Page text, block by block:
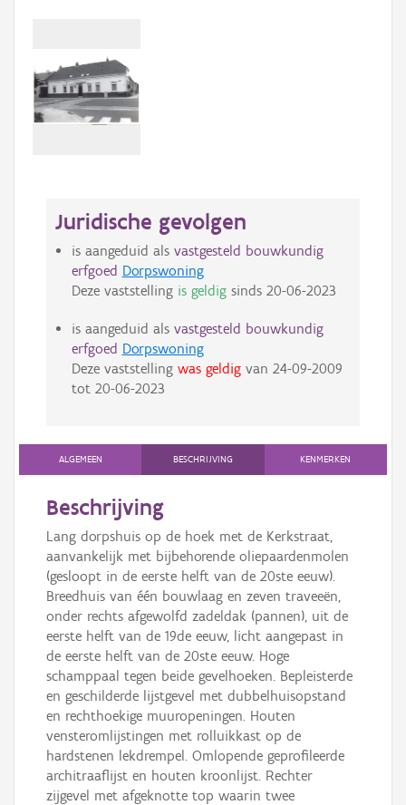
Juridische gevolgen
is aangeduid als vastgesteld bouwkundig
erfgoed Dorpswoning
Deze vaststelling is geldigsinds 20-06-2023
is aangeduid als vastgesteld bouwkundig
erfgoed Dorpswoning
Deze vaststelling was geldigvan 24-09-2009
tot 20-06-2023
ALGEMEEN BESCHRIJVING KENMERKEN
Beschrijving
Lang dorpshuis op de hoek met de Kerkstraat,
aanvankelijk met bijbehorende oliepaardenmolen
(gesloopt in de eerste helft van de 20ste eeuw).
Breedhuis van één bouwlaag en zeven traveeën,
onder rechts afgewolfd zadeldak (pannen), uit de
eerste helft van de 19de eeuw, licht aangepast in
de eerste helft van de 20ste eeuw. Hoge
schamppaal tegen beide gevelhoeken. Bepleisterde
en geschilderde lijstgevel met dubbelhuisopstand
en rechthoekige muuropeningen. Houten
vensteromlijstingen met rolluikkast op de
hardstenen lekdrempel. Omlopende geprofileerde
architraaflijst en houten kroonlijst. Rechter
zijgevel met afgeknotte top waarin twee